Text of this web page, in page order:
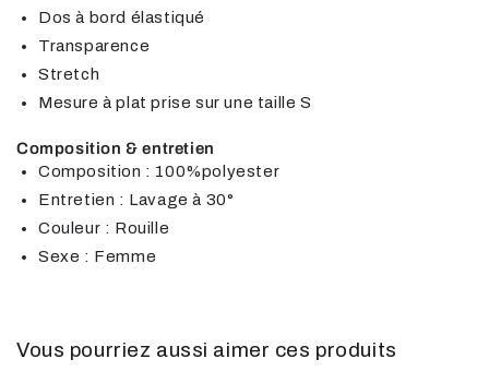
Dos à bord élastiqué
Transparence
Stretch
Mesure à plat prise sur une taille S
Composition & entretien
Composition : 100%polyester
Entretien : Lavage à 30°
Couleur : Rouille
Sexe : Femme
Vous pourriez aussi aimer ces produits